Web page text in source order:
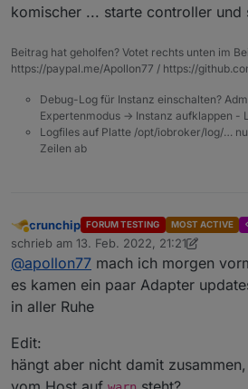
auf der Platte steht auch
komischer ... starte controller und
Beitrag hat geholfen? Votet rechts unten im
https://paypal.me/Apollon77 / https://
Debug-Log für Instanz einschalten?
Expertenmodus -> Instanz aufklappen -
Logfiles auf Platte /opt/iobroker/log/…
Zeilen ab
Abwesend
crunchip FORUM TESTING MOST ACTIVE
schrieb am 13. Feb. 2022, 21:21
zuletzt editiert von crunchip
@apollon77 mach ich morgen
es kamen ein paar Adapter
in aller Ruhe
Edit:
hängt aber nicht damit